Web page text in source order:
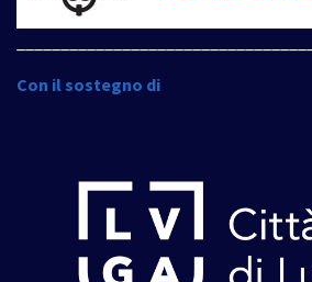
Con il sostegno di